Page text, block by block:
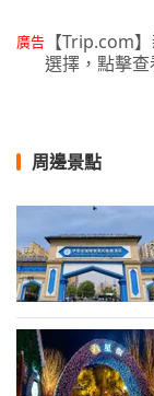
廣告 【Trip.com
選擇，點擊
周邊景點